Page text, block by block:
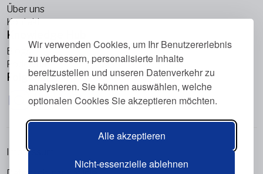
Wir verwenden Cookies, um Ihr Benutzererlebnis
zu verbessern, personalisierte Inhalte
bereitzustellen und unseren Datenverkehr zu
analysieren. Sie können auswählen, welche
optionalen Cookies Sie akzeptieren möchten.
Alle akzeptieren
Nicht-essenzielle ablehnen
Über uns
Kontakt
Knowledge Hub
Blogs
Podcasts
Folge uns
Impressum